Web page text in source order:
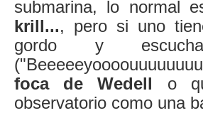
submarina, lo normal
krill..., pero si uno
gordo y
foca de Wedell o
observatorio como una